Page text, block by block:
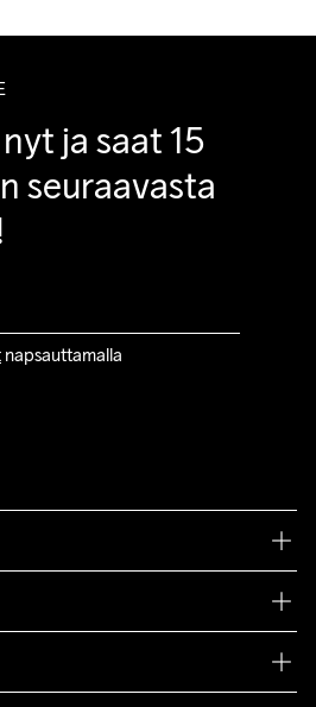
ja saat 15
seuraavasta
napsauttamalla